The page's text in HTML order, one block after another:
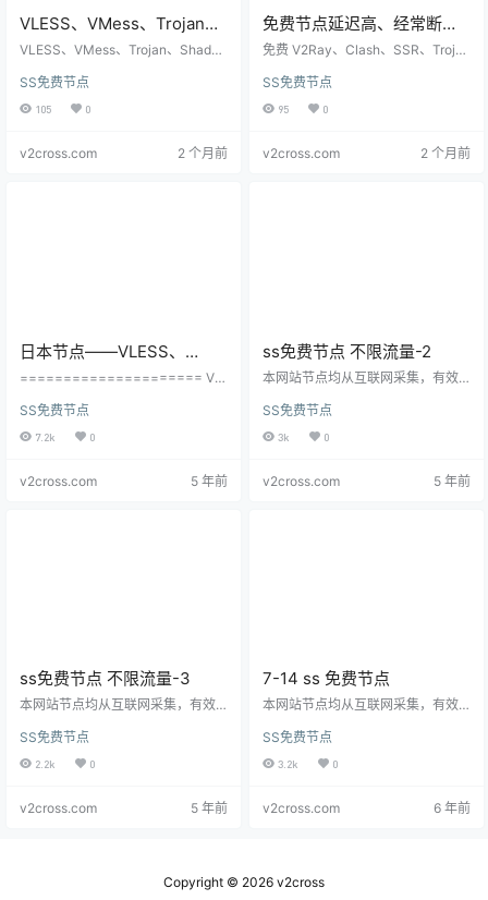
VLESS、VMess、Trojan、
SS 节点有什么区别？新手怎
VLESS、VMess、Trojan、Shado
Clash、V2RayN、Nekoray、Shad
owrocket Android 用户快速判断协
议。
SS免费节点
105 0
v2cross.com 2 个月前
免费节点延迟高、经常断开
是什么原因？怎么优化
免费 V2Ray、Clash、SSR、Trojan
含线路拥塞、协议不匹配、DNS、
客户端模式和本地网络排查。
SS免费节点
95 0
v2cross.com 2 个月前
日本节点——VLESS、
Vmess、Trojan、Socks、
===================== VL
splice ===================
=== ---> 通用格式(VLESS+TCP+
TLS/xtls-rprx-direct) vless://
c75@jp2.v2cross.tk
:443?encrypt
SS免费节点
7.2k 0
v2cross.com 5 年前
ss免费节点 不限流量-2
本网站节点均从互联网采集，有效
s://eGNoYWNoYTIwLWlldGYtcG9
seTEzMDU6dC5tZS9TU1JTVUI@
ss-01.ssrsub.xyz
-host%3Ddata.video.qiyi.com#v2
SS免费节点
3k 0
v2cross.com 5 年前
ss免费节点 不限流量-3
本网站节点均从互联网采集，有效
s://eGNoYWNoYTIwLWlldGYtcG9
seTEzMDU6dC5jbi9FR0pJeXJs@
fs-host%3Ddata.video.qiyi.com#v
SS免费节点
2.2k 0
v2cross.com 5 年前
7-14 ss 免费节点
本网站节点均从互联网采集，有效
s://YWVzLTI1Ni1jZmI6ZUlXMERua
zY5NDU0ZTZuU3d1c3B2OURtU
ZmI6ZUlXMERuazY5NDU0ZTZu
SS免费节点
3.2k 0
v2cross.com 6 年前
Copyright © 2026 v2cross